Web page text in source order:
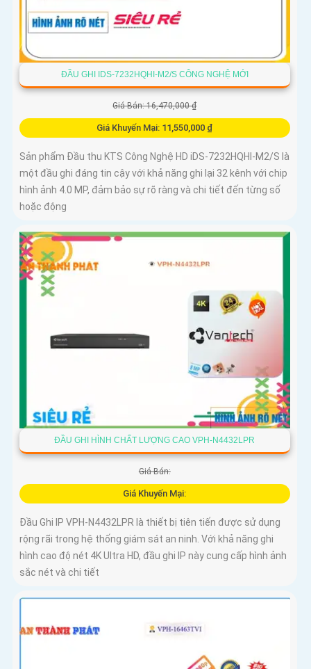
ĐẦU GHI IDS-7232HQHI-M2/S CÔNG NGHỆ MỚI
Giá Bán: 16,470,000 ₫
Giá Khuyến Mại: 11,550,000 ₫
Sản phẩm Đầu thu KTS Công Nghệ HD iDS-7232HQHI-M2/S là
một đầu ghi đáng tin cậy với khả năng ghi lại 32 kênh với chip
hình ảnh 4.0 MP, đảm bảo sự rõ ràng và chi tiết đến từng số
hoặc động
ĐẦU GHI HÌNH CHẤT LƯỢNG CAO VPH-N4432LPR
Giá Bán:
Giá Khuyến Mại:
Đầu Ghi IP VPH-N4432LPR là thiết bị tiên tiến được sử dụng
rộng rãi trong hệ thống giám sát an ninh. Với khả năng ghi
hình cao độ nét 4K Ultra HD, đầu ghi IP này cung cấp hình ảnh
sắc nét và chi tiết